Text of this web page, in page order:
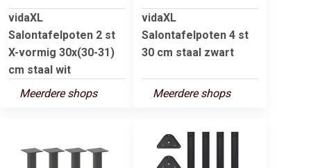
vidaXL
Salontafelpoten 2 st
X-vormig 30x(30-31)
cm staal wit
Meerdere shops
vidaXL
Salontafelpoten 4 st
30 cm staal zwart
Meerdere shops